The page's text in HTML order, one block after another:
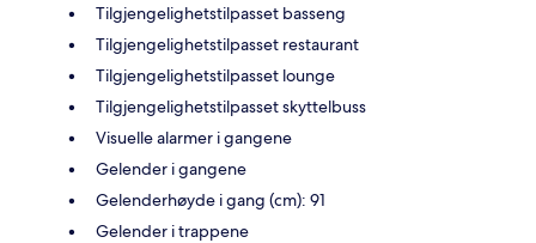
Tilgjengelighetstilpasset basseng
Tilgjengelighetstilpasset restaurant
Tilgjengelighetstilpasset lounge
Tilgjengelighetstilpasset skyttelbuss
Visuelle alarmer i gangene
Gelender i gangene
Gelenderhøyde i gang (cm): 91
Gelender i trappene